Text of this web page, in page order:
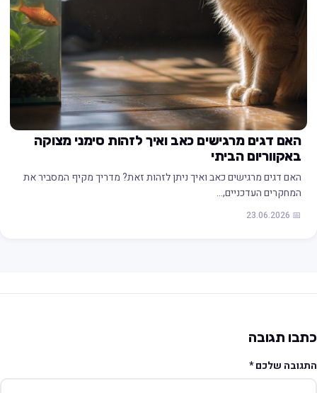
האם דגים מרגישים כאב ואיך לזהות סימני מצוקה
באקווריום הביתי
האם דגים מרגישים כאב ואיך ניתן לזהות זאת? מדריך מקיף המסביר את
המחקרים העדכניים,…
📅 23.06.2026
תגובה
שלכם*